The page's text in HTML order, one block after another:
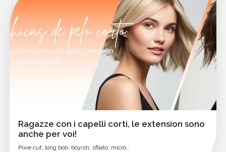
Ragazze con i capelli corti, le extension sono
anche per voi!
Pixie cut, long bob, boyish, sfilato, micro…